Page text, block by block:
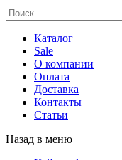
Каталог
Sale
О компании
Оплата
Доставка
Контакты
Статьи
Назад в меню